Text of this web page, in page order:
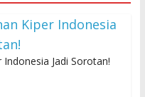
Jadi Sorotan!